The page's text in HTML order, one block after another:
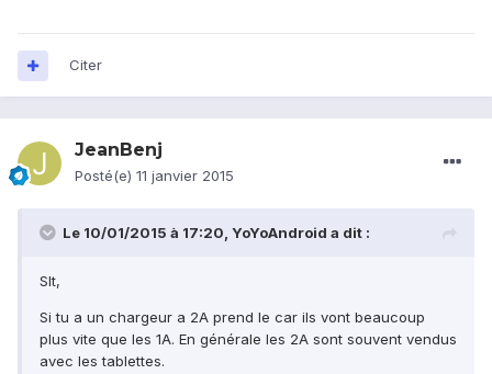
Citer
JeanBenj
Posté(e) 11 janvier 2015
Le 10/01/2015 à 17:20, YoYoAndroid a dit :
Slt,
Si tu a un chargeur a 2A prend le car ils vont beaucoup
plus vite que les 1A. En générale les 2A sont souvent vendus
avec les tablettes.